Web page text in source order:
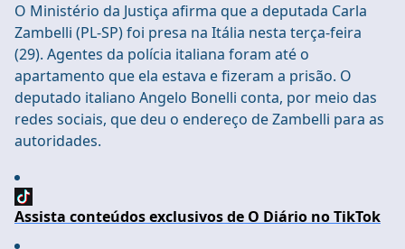
O Ministério da Justiça afirma que a deputada Carla
Zambelli (PL-SP) foi presa na Itália nesta terça-feira
(29). Agentes da polícia italiana foram até o
apartamento que ela estava e fizeram a prisão. O
deputado italiano Angelo Bonelli conta, por meio das
redes sociais, que deu o endereço de Zambelli para as
autoridades.
Assista conteúdos exclusivos de O Diário no TikTok